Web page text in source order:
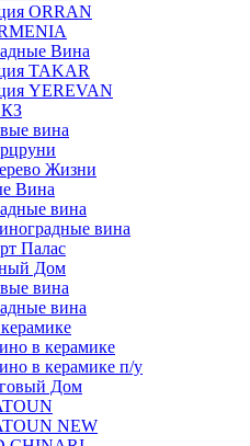
ORRAN
Вина
TAKAR
YEREVAN
вина
Жизни
Вина
вина
вина
Палас
Дом
вина
вина
в керамике
в керамике п/у
Дом
NEW